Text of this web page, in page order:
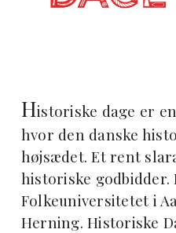
Historiske dage er
hvor den danske
højsædet. Et rent
historiske godbidder.
Folkeuniversitetet i
Herning. Historiske